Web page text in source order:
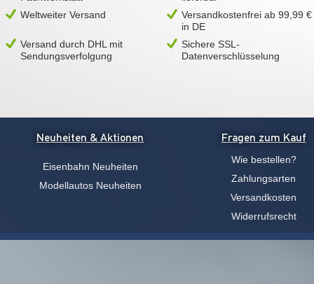
Weltweiter Versand
Versandkostenfrei ab 99,99 €
in DE
Versand durch DHL mit
Sendungsverfolgung
Sichere SSL-
Datenverschlüsselung
Neuheiten & Aktionen
Eisenbahn Neuheiten
Modellautos Neuheiten
Fragen zum Kauf
Wie bestellen?
Zahlungsarten
Versandkosten
Widerrufsrecht